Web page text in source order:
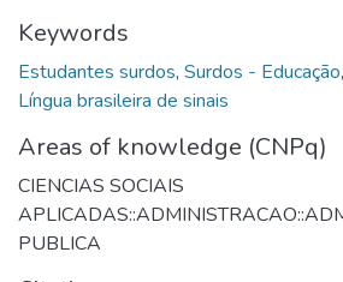
Keywords
Estudantes surdos, Surdos - Educação,
Língua brasileira de sinais
Areas of knowledge (CNPq)
CIENCIAS SOCIAIS
PUBLICA